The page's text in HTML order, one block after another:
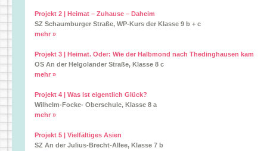
Projekt 2 | Heimat – Zuhause – Daheim
SZ Schaumburger Straße, WP-Kurs der Klasse 9 b + c
mehr »
Projekt 3 | Heimat. Oder: Wie der Halbmond nach Thedinghausen kam
OS An der Helgolander Straße, Klasse 8 c
mehr »
Projekt 4 | Was ist eigentlich Glück?
Wilhelm-Focke- Oberschule, Klasse 8 a
mehr »
Projekt 5 | Vielfältiges Asien
SZ An der Julius-Brecht-Allee, Klasse 7 b